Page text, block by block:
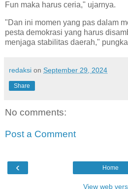
Fun maka harus ceria," ujarnya.
"Dan ini momen yang pas dalam
pesta demokrasi yang harus
menjaga stabilitas daerah,"
redaksi on September 29, 2024
Share
No comments:
Post a Comment
‹ Home
View web